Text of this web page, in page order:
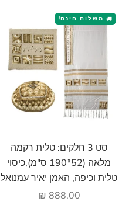
🚚 משלוח חינם!
הוסף לעגלהסט 3 חלקים: טלית רקמה
מלאה (52*190 ס"מ),כיסוי
טלית וכיפה, האמן יאיר עמנואל
מחיר מבצע
888.00 ₪